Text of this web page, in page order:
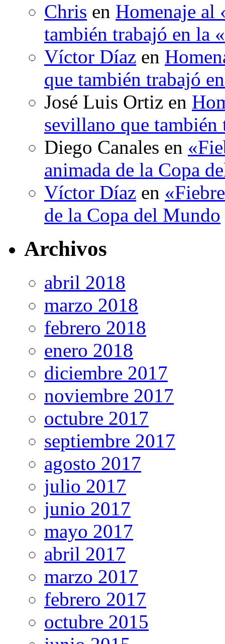
Chris en Homenaje al
también trabajó en la
Víctor Díaz en
que también trabajó
José Luis Ortiz en
sevillano que
Diego Canales en
animada de la Copa
Víctor Díaz en
de la Copa del Mundo
Archivos
abril 2018
marzo 2018
febrero 2018
enero 2018
diciembre 2017
noviembre 2017
octubre 2017
septiembre 2017
agosto 2017
julio 2017
junio 2017
mayo 2017
abril 2017
marzo 2017
febrero 2017
octubre 2015